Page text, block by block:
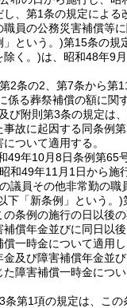
し、第1条の規定による
職員の公務災害補償等
」という。)第15条の規
除く。)は、昭和48年9
2条の2、第7条から第
係る葬祭補償の額に関
及び附則第3条の規定は
事故に起因する同条例
ついて適用する。
49年10月8日条例第65
和49年11月1日から施
議員その他非常勤の職
下「新条例」という。)
の条例の施行の日以後
補償年金並びに同日以
一時金について適用
金及び障害補償年金並
た障害補償一時金につ
条第1項の規定は、この